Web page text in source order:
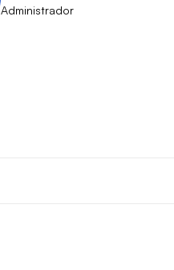
Administrador